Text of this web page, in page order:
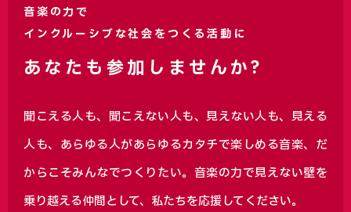
音楽の力で
インクルーシブな社会をつくる活動に
あなたも参加しませんか?
聞こえる人も、聞こえない人も、見えない人も、見える
人も、あらゆる人があらゆるカタチで楽しめる音楽、 だ
からこそみんなでつくりたい。音楽の力で見えない壁を
乗り越える仲間として、私たちを応援してください。